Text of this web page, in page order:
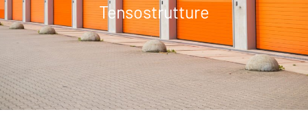
Tensostrutture